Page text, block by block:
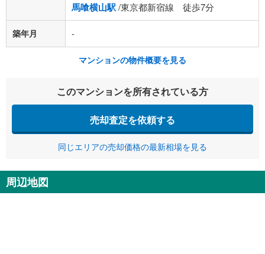
馬喰横山駅/東京都新宿線 徒歩7分
築年月 -
マンションの物件概要を見る
このマンションを所有されている方
売却査定を依頼する
同じエリアの売却価格の最新相場を見る
周辺地図